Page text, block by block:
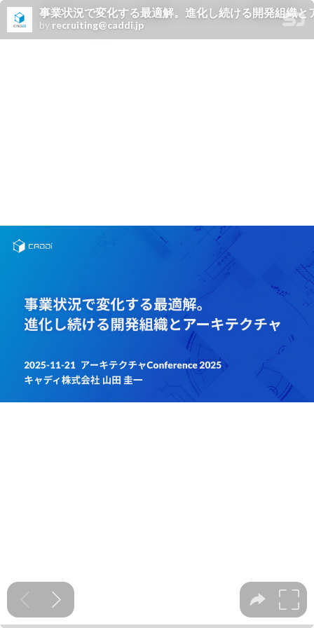
事業状況で変化する最適解。進化し続ける開発組織と
by recruiting@caddi.jp